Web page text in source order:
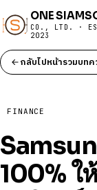
ONE
CO., LTD. ·
2023
กลับไปหน้ารวมบทค
FINANCE
100% ใ